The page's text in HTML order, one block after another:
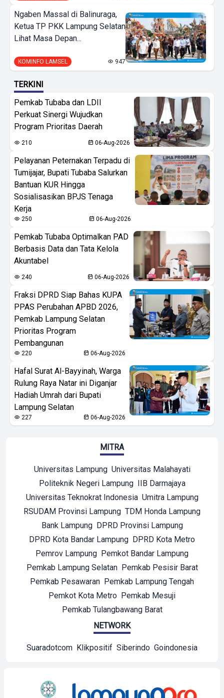
Ngaben Massal di Balinuraga,
Ketua TP PKK Lampung Selatan
Lihat Masa Depan...
KOMINFO LAMSEL 947
TERKINI
Pemkab Tubaba dan LDII
Perkuat Sinergi Wujudkan
Program Prioritas Daerah
210 06-Aug-2026
Pelayanan Peternakan Terpadu di
Tumijajar, Bupati Tubaba Salurkan
Bantuan KUR Hingga
Sosialisasikan BPJS Tenaga
Kerja
250 06-Aug-2026
Pemkab Tubaba Optimalkan PAD
Berbasis Data dan Tata Kelola
Akuntabel
240 06-Aug-2026
Fraksi DPRD Siap Bahas KUPA
PPAS Perubahan APBD 2026,
Pemkab Lampung Selatan
Prioritas Program
Pembangunan
220 06-Aug-2026
Hafal Surat Al-Bayyinah, Warga
Rulung Raya Natar ini Diganjar
Hadiah Umrah dari Bupati
Lampung Selatan
227 06-Aug-2026
MITRA
Universitas Lampung Universitas Malahayati
Politeknik Negeri Lampung
IIB Darmajaya
Universitas Teknokrat Indonesia Umitra Lampung
RSUDAM Provinsi Lampung TDM Honda Lampung
Bank Lampung
DPRD Provinsi Lampung
DPRD Kota Bandar Lampung DPRD Kota Metro
Pemrov Lampung Pemkot Bandar Lampung
Pemkab Lampung Selatan
Pemkab Pesisir Barat
Pemkab Pesawaran Pemkab Lampung Tengah
Pemkot Kota Metro Pemkab Mesuji
Pemkab Tulangbawang Barat
NETWORK
Suaradotcom Klikpositif Siberindo Goindonesia